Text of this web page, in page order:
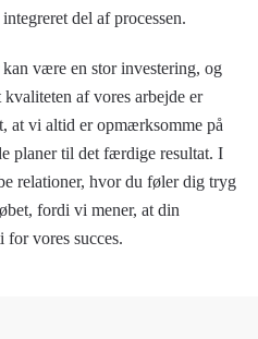
del af processen.
være en stor investering, og
af vores arbejde er
at vi altid er opmærksomme på
planer til det færdige resultat. I
relationer, hvor du føler dig tryg
fordi vi mener, at din
for vores succes.